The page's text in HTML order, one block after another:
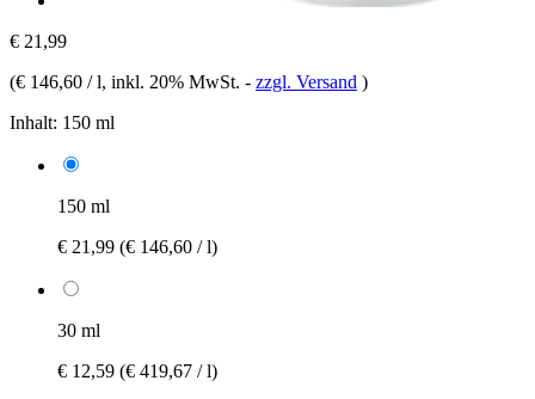
€ 21,99
(€ 146,60 / l, inkl. 20% MwSt. - zzgl. Versand )
Inhalt: 150 ml
150 ml
€ 21,99 (€ 146,60 / l)
30 ml
€ 12,59 (€ 419,67 / l)